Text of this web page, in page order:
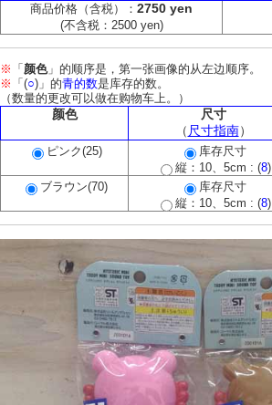
商品价格（含税）： 2750 yen
(不含税：2500 yen)
※ 「 颜色」的顺序是，第一张画像的从左边顺序。
※ 「(○)」的青的数是库存的数。
（数量的更改可以做在购物车上。）
颜色
尺寸
（ 尺寸指南）
ピンク(25)
库存尺寸
縦：10、5cm : (8)
ブラウン(70)
库存尺寸
縦：10、5cm : (8)